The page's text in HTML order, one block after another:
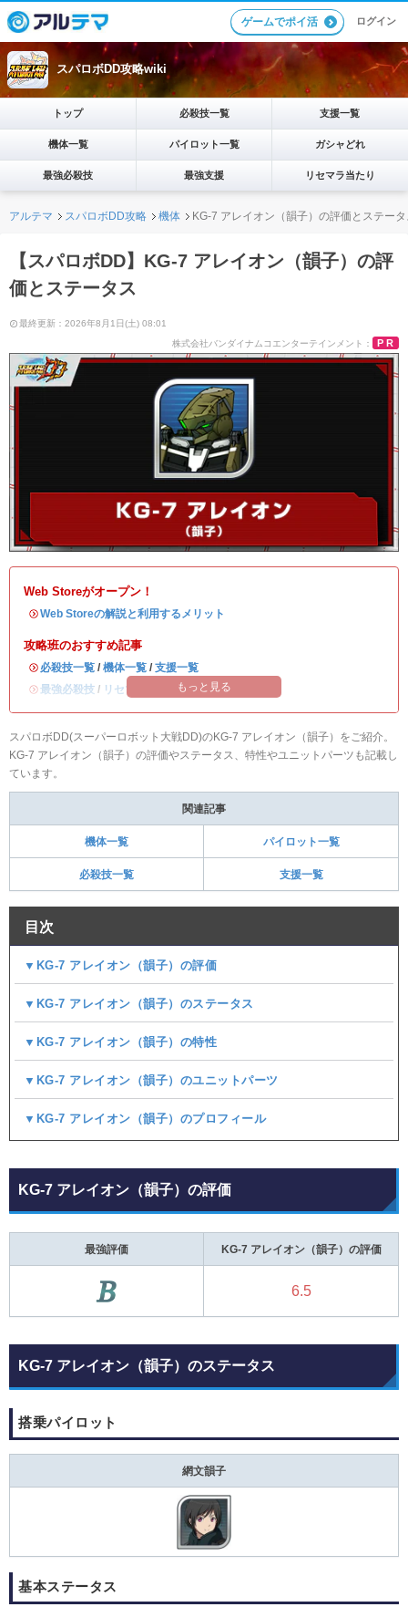
ゲームでポイ活 ログイン
スパロボDD攻略wiki
トップ 必殺技一覧 支援一覧
機体一覧 パイロット一覧 ガシャどれ
最強必殺技 最強支援 リセマラ当たり
アルテマ スパロボDD攻略 機体 KG-7 アレイオン（韻子）の評価とステー
【スパロボDD】KG-7 アレイオン（韻子）の評
価とステータス
最終更新：2026年8月1日(土) 08:01
PR
Web Storeがオープン！
・Web Storeの解説と利用するメリット
攻略班のおすすめ記事
・ 必殺技一覧 / 機体一覧 / 支援一覧
・最強必殺技 / リセマラ当たりランキング
もっと見る
スパロボDD(スーパーロボット大戦DD)のKG-7 アレイオン（韻子）をご紹介。
KG-7 アレイオン（韻子）の評価やステータス、特性やユニットパーツも記載し
ています。
関連記事
機体一覧 パイロット一覧
必殺技一覧 支援一覧
目次
▼KG-7 アレイオン（韻子）の評価
▼KG-7 アレイオン（韻子）のステータス
▼KG-7 アレイオン（韻子）の特性
▼KG-7 アレイオン（韻子）のユニットパーツ
▼KG-7 アレイオン（韻子）のプロフィール
KG-7 アレイオン（韻子）の評価
最強評価 KG-7 アレイオン（韻子）の評価
6.5
KG-7 アレイオン（韻子）のステータス
搭乗パイロット
網文韻子
基本ステータス